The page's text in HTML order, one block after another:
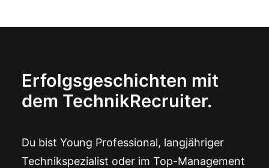
Erfolgsgeschichten mit
dem TechnikRecruiter.
Du bist Young Professional, langjähriger
Technikspezialist oder im Top-Management